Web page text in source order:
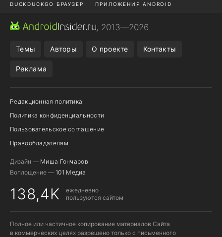
DUCKDUCKGO БРАУЗЕР ПРИЛОЖЕНИЯ ANDROID
CHROME БРАУЗЕР
, 2013—2026
Темы Авторы О проекте Контакты
Реклама
Редакционная политика
Политика конфиденциальности
Пользовательское соглашение
Правообладателям
Дизайн — Миша Гончаров
Воплощение — 101 Медиа
138,4K
ежедневно
пользуются сайтом
Полное или частичное копирование материалов Сайта
в коммерческих целях разрешено только с письменного